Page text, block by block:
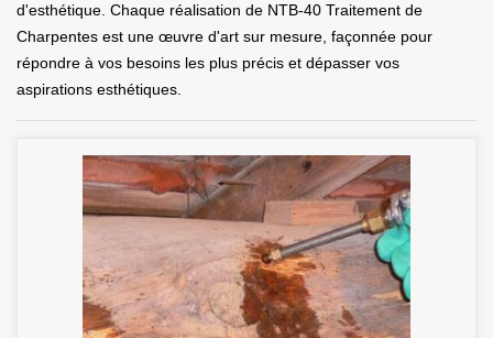
d'esthétique. Chaque réalisation de NTB-40 Traitement de
Charpentes est une œuvre d'art sur mesure, façonnée pour
répondre à vos besoins les plus précis et dépasser vos
aspirations esthétiques.